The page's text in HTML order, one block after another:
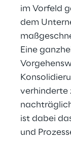
im Vorfeld
dem
Eine
verhinderte
ist dabei
und